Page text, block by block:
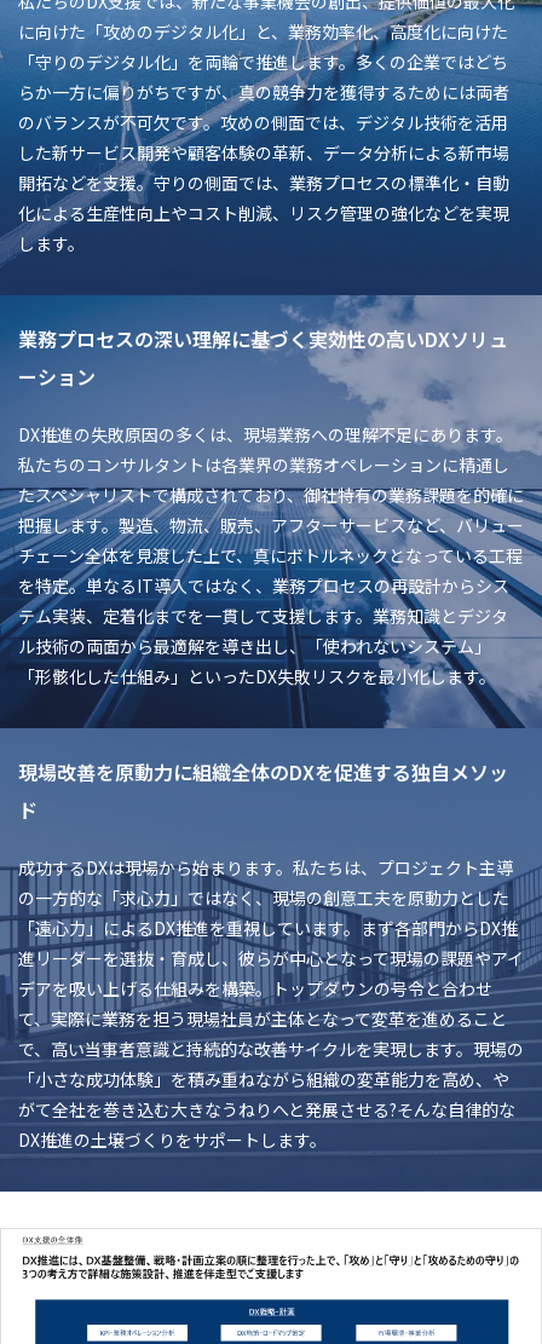
に向けた「攻めのデジタル化」と、業務効率化、高度化に向けた
「守りのデジタル化」を両輪で推進します。多くの企業ではどち
らか一方に偏りがちですが、真の競争力を獲得するためには両者
のバランスが不可欠です。攻めの側面では、デジタル技術を活用
した新サービス開発や顧客体験の革新、データ分析による新市場
開拓などを支援。守りの側面では、業務プロセスの標準化・自動
化による生産性向上やコスト削減、リスク管理の強化などを実現
します。
業務プロセスの深い理解に基づく実効性の高いDXソリュ
ーション
DX推進の失敗原因の多くは、現場業務への理解不足にあります。
私たちのコンサルタントは各業界の業務オペレーションに精通し
たスペシャリストで構成されており、御社特有の業務課題を的確に
把握します。製造、物流、販売、アフターサービスなど、バリュー
チェーン全体を見渡した上で、真にボトルネックとなっている工程
を特定。単なるIT導入ではなく、業務プロセスの再設計からシス
テム実装、定着化までを一貫して支援します。業務知識とデジタ
ル技術の両面から最適解を導き出し、「使われないシステム」
「形骸化した仕組み」といったDX失敗リスクを最小化します。
現場改善を原動力に組織全体のDXを促進する独自メソッ
ド
成功するDXは現場から始まります。私たちは、プロジェクト主導
の一方的な「求心力」ではなく、現場の創意工夫を原動力とした
「遠心力」によるDX推進を重視しています。まず各部門からDX推
進リーダーを選抜・育成し、彼らが中心となって現場の課題やアイ
デアを吸い上げる仕組みを構築。トップダウンの号令と合わせ
て、実際に業務を担う現場社員が主体となって変革を進めること
で、高い当事者意識と持続的な改善サイクルを実現します。現場の
「小さな成功体験」を積み重ねながら組織の変革能力を高め、や
がて全社を巻き込む大きなうねりへと発展させる?そんな自律的な
DX推進の土壌づくりをサポートします。